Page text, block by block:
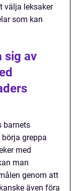
välja leksaker
som kan
sig av
barnets
greppa
med
man
genom att
även föra